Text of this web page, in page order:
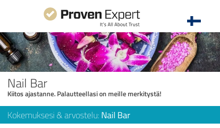
Nail Bar
Kiitos ajastanne. Palautteellasi on meille merkitystä!
Kokemuksesi & arvostelu: Nail Bar